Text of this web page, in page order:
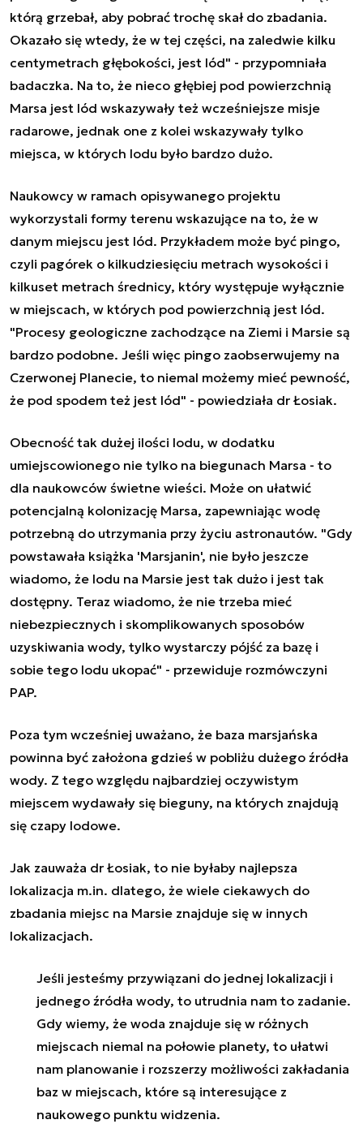
którą grzebał, aby pobrać trochę skał do zbadania.
Okazało się wtedy, że w tej części, na zaledwie kilku
centymetrach głębokości, jest lód" - przypomniała
badaczka. Na to, że nieco głębiej pod powierzchnią
Marsa jest lód wskazywały też wcześniejsze misje
radarowe, jednak one z kolei wskazywały tylko
miejsca, w których lodu było bardzo dużo.
Naukowcy w ramach opisywanego projektu
wykorzystali formy terenu wskazujące na to, że w
danym miejscu jest lód. Przykładem może być pingo,
czyli pagórek o kilkudziesięciu metrach wysokości i
kilkuset metrach średnicy, który występuje wyłącznie
w miejscach, w których pod powierzchnią jest lód.
"Procesy geologiczne zachodzące na Ziemi i Marsie są
bardzo podobne. Jeśli więc pingo zaobserwujemy na
Czerwonej Planecie, to niemal możemy mieć pewność,
że pod spodem też jest lód" - powiedziała dr Łosiak.
Obecność tak dużej ilości lodu, w dodatku
umiejscowionego nie tylko na biegunach Marsa - to
dla naukowców świetne wieści. Może on ułatwić
potencjalną kolonizację Marsa, zapewniając wodę
potrzebną do utrzymania przy życiu astronautów. "Gdy
powstawała książka 'Marsjanin', nie było jeszcze
wiadomo, że lodu na Marsie jest tak dużo i jest tak
dostępny. Teraz wiadomo, że nie trzeba mieć
niebezpiecznych i skomplikowanych sposobów
uzyskiwania wody, tylko wystarczy pójść za bazę i
sobie tego lodu ukopać" - przewiduje rozmówczyni
PAP.
Poza tym wcześniej uważano, że baza marsjańska
powinna być założona gdzieś w pobliżu dużego źródła
wody. Z tego względu najbardziej oczywistym
miejscem wydawały się bieguny, na których znajdują
się czapy lodowe.
Jak zauważa dr Łosiak, to nie byłaby najlepsza
lokalizacja m.in. dlatego, że wiele ciekawych do
zbadania miejsc na Marsie znajduje się w innych
lokalizacjach.
Jeśli jesteśmy przywiązani do jednej lokalizacji i
jednego źródła wody, to utrudnia nam to zadanie.
Gdy wiemy, że woda znajduje się w różnych
miejscach niemal na połowie planety, to ułatwi
nam planowanie i rozszerzy możliwości zakładania
baz w miejscach, które są interesujące z
naukowego punktu widzenia.